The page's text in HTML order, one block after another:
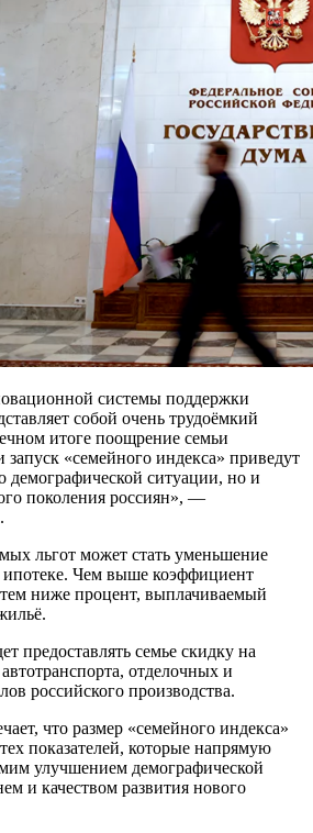
системы поддержки
собой очень трудоёмкий
итоге поощрение семьи
«семейного индекса» приведут
демографической ситуации, но и
поколения россиян», —
льгот может стать уменьшение
ипотеке. Чем выше коэффициент
ниже процент, выплачиваемый
предоставлять семье скидку на
отделочных и
российского производства.
что размер «семейного индекса»
показателей, которые напрямую
улучшением демографической
и качеством развития нового